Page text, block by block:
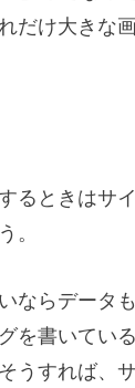
だけ大きな
るときはサ
。
ならデータ
を書いてい
うすれば、